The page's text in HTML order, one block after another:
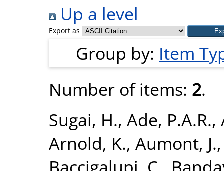
Up a level
Export as
Group by: Item
Number of items: 2.
Sugai, H., Ade, P.A.R.,
Arnold, K., Aumont, J.